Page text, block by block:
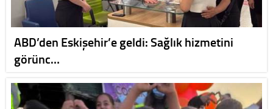
ABD’den Eskişehir’e geldi: Sağlık hizmetini
görünc…